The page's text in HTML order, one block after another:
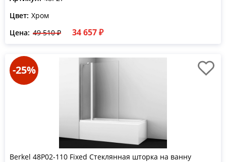
Цвет: Хром
Цена: 49 510 ₽ 34 657 ₽
-25%
Berkel 48P02-110 Fixed Стеклянная шторка на ванну